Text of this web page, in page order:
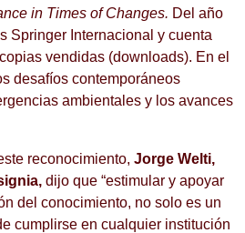
in Times of Changes. Del año
Springer Internacional y cuenta
vendidas (downloads). En el
desafíos contemporáneos
ambientales y los avances
reconocimiento, Jorge Welti,
dijo que “estimular y apoyar
del conocimiento, no solo es un
cumplirse en cualquier institución